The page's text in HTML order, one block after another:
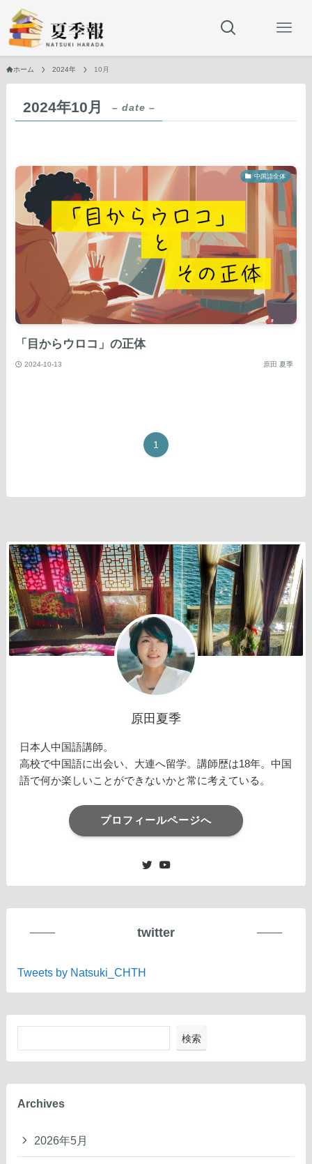
ホーム 2024年 10月
2024年10月 – date –
中国語全体
「目からウロコ」の正体
2024-10-13 原田 夏季
1
原田夏季
日本人中国語講師。
高校で中国語に出会い、大連へ留学。講師歴は18年。中国
語で何か楽しいことができないかと常に考えている。
プロフィールページへ
twitter
Tweets by Natsuki_CHTH
検索
Archives
2026年5月